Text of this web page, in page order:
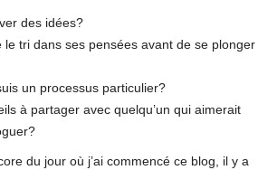
des idées?
le tri dans ses pensées avant de se plonger
un processus particulier?
à partager avec quelqu’un qui aimerait
du jour où j’ai commencé ce blog, il y a